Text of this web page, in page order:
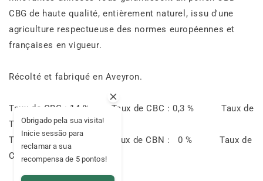
CBG de haute qualité, entièrement naturel, issu d'une
agriculture respectueuse des normes européennes et
françaises en vigueur.
Récolté et fabriqué en Aveyron.
Taux de CBG : 14 % Taux de CBC : 0,3 % Taux de
THC < 0,2 %
Taux de CBD : 0,3 % Taux de CBN : 0 % Taux de
CBL : 0 %
Obrigado pela sua visita!
Inicie sessão para
reclamar a sua
recompensa de 5 pontos!